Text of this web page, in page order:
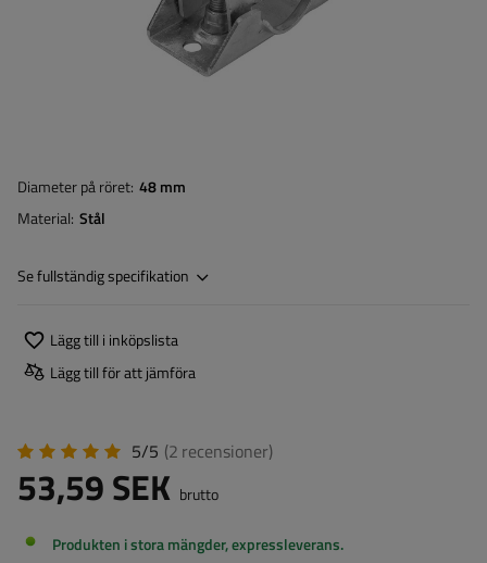
Diameter på röret 48 mm
Material Stål
Se fullständig specifikation
Lägg till i inköpslista
Lägg till för att jämföra
5/5 (2 recensioner)
53,59 SEK brutto
Produkten i stora mängder, expressleverans